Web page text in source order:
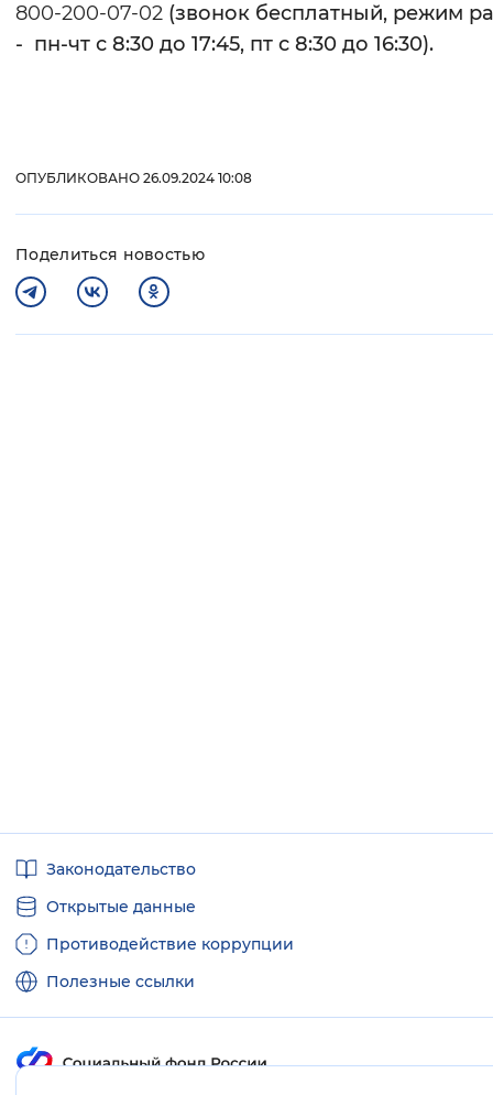
800-200-07-02 (звонок бесплатный, режим
- пн-чт с 8:30 до 17:45, пт с 8:30 до 16:30).
ОПУБЛИКОВАНО 26.09.2024 10:08
Поделиться новостью
ссылкиЗаконодательство
Открытые данные
Противодействие коррупции
Полезные ссылки